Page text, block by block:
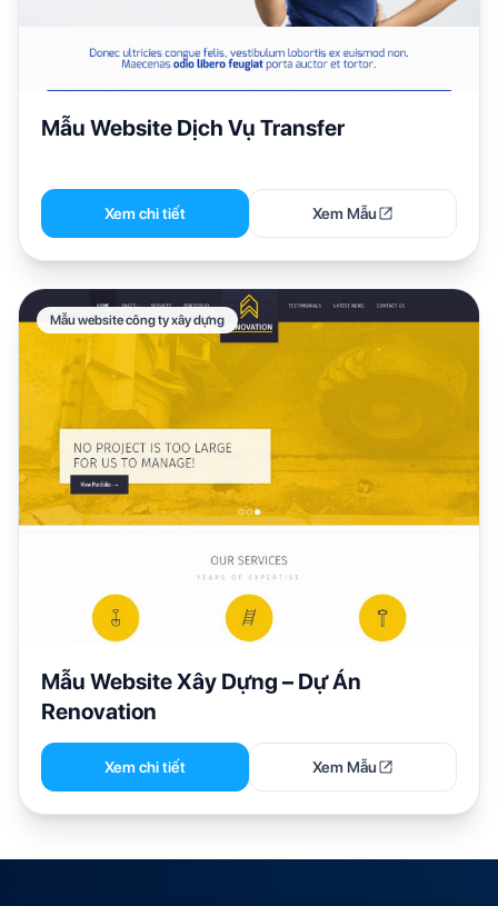
Mẫu Website Dịch Vụ Transfer
Xem chi tiết Xem Mẫu
Mẫu website công ty xây dựng
Mẫu Website Xây Dựng – Dự Án
Renovation
Xem chi tiết Xem Mẫu